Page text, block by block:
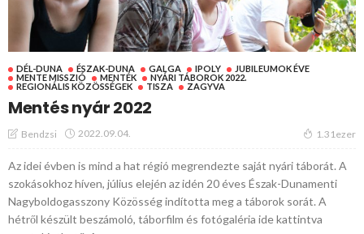
DÉL-DUNA ÉSZAK-DUNA GALGA IPOLY
JUBILEUMOK ÉVE
MENTE MISSZIÓ
MENTÉK
NYÁRI TÁBOROK 2022.
REGIONÁLIS KÖZÖSSÉGEK
TISZA ZAGYVA
Mentés nyár 2022
Bendzsi 2022.09.04. 1.31ezer
Az idei évben is mind a hat régió megrendezte saját nyári táborát. A
szokásokhoz híven, július elején az idén 20 éves Észak-Dunamenti
Nagyboldogasszony Közösség indította meg a táborok sorát. A
hétről készült beszámoló, táborfilm és fotógaléria ide kattintva